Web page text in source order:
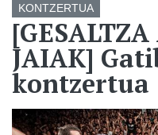
KONTZERTUA
JAIAK]
kontzertua